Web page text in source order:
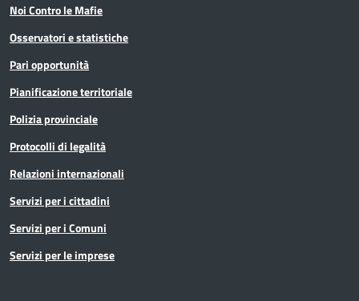
Noi Contro le Mafie
Osservatori e statistiche
Pari opportunità
Pianificazione territoriale
Polizia provinciale
Protocolli di legalità
Relazioni internazionali
Servizi per i cittadini
Servizi per i Comuni
Servizi per le imprese